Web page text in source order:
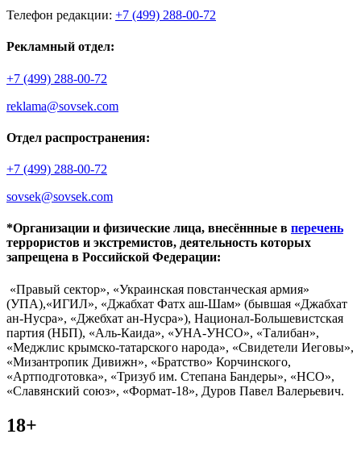
Телефон редакции: +7 (499) 288-00-72
Рекламный отдел:
+7 (499) 288-00-72
reklama@sovsek.com
Отдел распространения:
+7 (499) 288-00-72
sovsek@sovsek.com
*Организации и физические лица, внесённные в перечень
террористов и экстремистов, деятельность которых
запрещена в Российской Федерации:
«Правый сектор», «Украинская повстанческая армия»
(УПА),«ИГИЛ», «Джабхат Фатх аш-Шам» (бывшая «Джабхат
ан-Нусра», «Джебхат ан-Нусра»), Национал-Большевистская
партия (НБП), «Аль-Каида», «УНА-УНСО», «Талибан»,
«Меджлис крымско-татарского народа», «Свидетели Иеговы»,
«Мизантропик Дивижн», «Братство» Корчинского,
«Артподготовка», «Тризуб им. Степана Бандеры», «НСО»,
«Славянский союз», «Формат-18», Дуров Павел Валерьевич.
18+